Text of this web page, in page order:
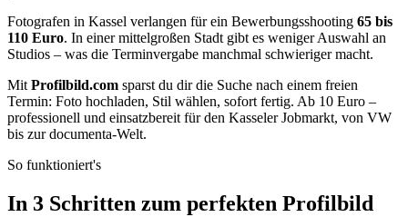
Fotografen in Kassel verlangen für ein Bewerbungsshooting 65 bis
110 Euro. In einer mittelgroßen Stadt gibt es weniger Auswahl an
Studios – was die Terminvergabe manchmal schwieriger macht.
Mit Profilbild.com sparst du dir die Suche nach einem freien
Termin: Foto hochladen, Stil wählen, sofort fertig. Ab 10 Euro –
professionell und einsatzbereit für den Kasseler Jobmarkt, von VW
bis zur documenta-Welt.
So funktioniert's
In 3 Schritten zum perfekten Profilbild